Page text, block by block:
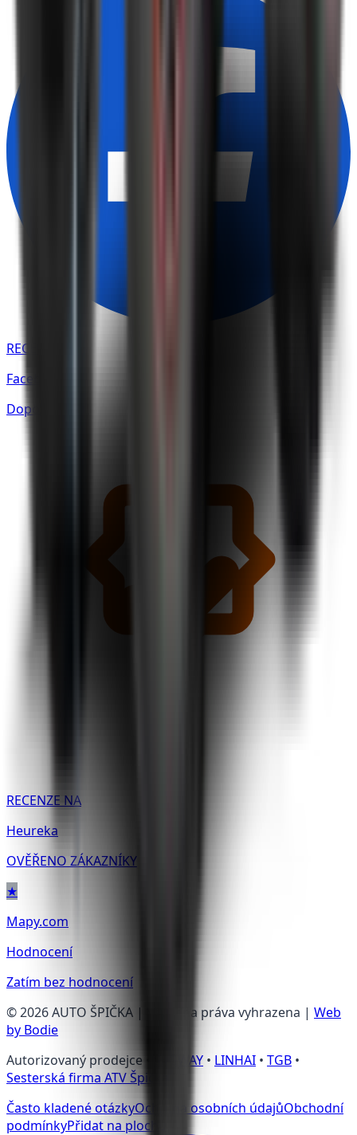
RECENZE NA
Facebooku
Doporučuje
RECENZE NA
Heureka
OVĚŘENO ZÁKAZNÍKY
★
Mapy.com
Hodnocení
Zatím bez hodnocení
©2026AUTO ŠPIČKA | Všechna práva vyhrazena | Web
by Bodie
Autorizovaný prodejce •
SEGWAY • LINHAI • TGB •
Sesterská firma ATV Špička
Často kladené otázkyOchrana osobních údajůObchodní
podmínkyPřidat na plochu